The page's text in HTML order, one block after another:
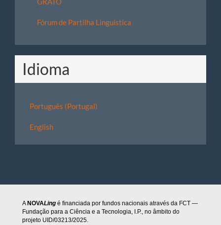
Fórum de Partilha Linguística
Idioma
Português (Portugal)
English
ANOVALing é financiada por fundos nacionais através da FCT —
Fundação para a Ciência e a Tecnologia, I.P., no âmbito do
projeto UID/03213/2025.